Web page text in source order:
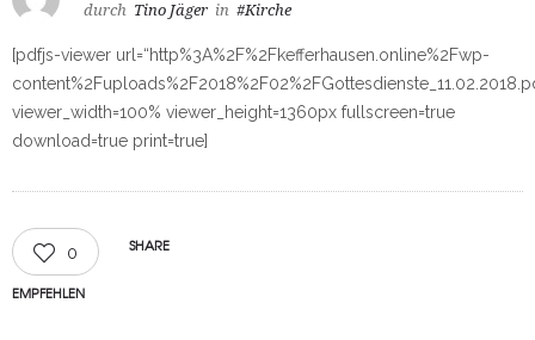
durch Tino Jäger in #Kirche
[pdfjs-viewer url=“http%3A%2F%2Fkefferhausen.online%2Fwp-
viewer_width=100% viewer_height=1360px fullscreen=true
download=true print=true]
0
EMPFEHLEN
SHARE